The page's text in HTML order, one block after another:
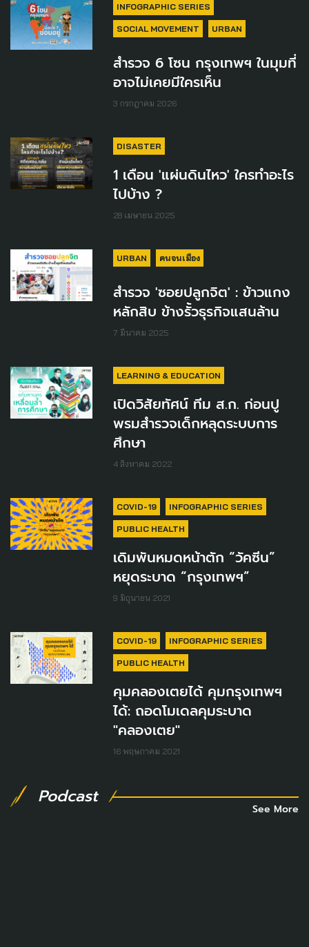
INFOGRAPHIC SERIES
SOCIAL MOVEMENT URBAN
สำรวจ 6 โซน กรุงเทพฯ ในมุมที่
อาจไม่เคยมีใครเห็น
3 กรกฎาคม 2026
DISASTER
1 เดือน 'แผ่นดินไหว' ใครทำอะไร
ไปบ้าง ?
28 เมษายน 2025
URBAN คนจนเมือง
สำรวจ 'ซอยปลูกจิต' : ข้าวแกง
หลักสิบ ข้างรั้วธุรกิจแสนล้าน
7 มีนาคม 2025
LEARNING & EDUCATION
เปิดวิสัยทัศน์ ทีม ส.ก. ก่อนปู
พรมสำรวจเด็กหลุดระบบการ
ศึกษา
4 สิงหาคม 2022
COVID-19 INFOGRAPHIC SERIES
PUBLIC HEALTH
เดิมพันหมดหน้าตัก “วัคซีน”
หยุดระบาด “กรุงเทพฯ”
9 มิถุนายน 2021
COVID-19 INFOGRAPHIC SERIES
PUBLIC HEALTH
คุมคลองเตยได้ คุมกรุงเทพฯ
ได้: ถอดโมเดลคุมระบาด
"คลองเตย"
16 พฤษภาคม 2021
Podcast
See More